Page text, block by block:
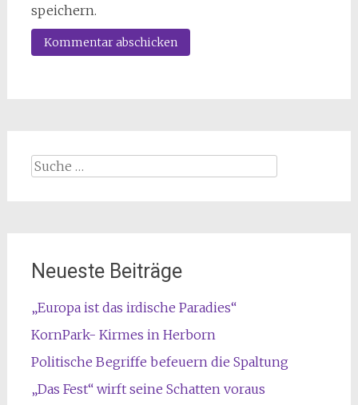
speichern.
Suche
nach:
Neueste Beiträge
„Europa ist das irdische Paradies“
KornPark- Kirmes in Herborn
Politische Begriffe befeuern die Spaltung
„Das Fest“ wirft seine Schatten voraus